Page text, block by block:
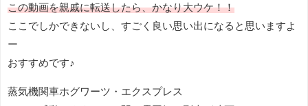
この動画を親戚に転送したら、かなり大ウケ！！
ここでしかできないし、すごく良い思い出になると思いますよ
ー
おすすめです♪
蒸気機関車ホグワーツ・エクスプレス